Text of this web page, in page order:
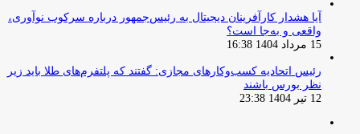
آیا هشدار کارآفرینان دیجیتال به رئیس‌جمهور درباره سرکوب نوآوری،
واقعی و به‌جا است؟
15 مرداد 1404 16:38
‏رئیس اتحادیه کسب‌وکارهای مجازی: گفتند که پلتفرم‌های طلا باید زیر
نظر بورس باشند
12 تیر 1404 23:38